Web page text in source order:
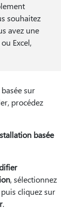
souhaitez
avez une
Excel,
sur
procédez
basée
, sélectionnez
cliquez sur
.